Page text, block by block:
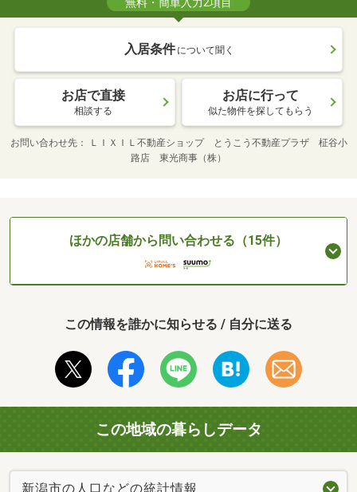
入居条件 について聞く
お店で直接
相談する
お店に行って
似た物件を探してもらう
お問い合わせ先
ＬＩＸＩＬ不動産ショップ とうこう不動産プラザ 柾谷小
路店 東光商事（株）
ほかの店舗から問い合わせる（15件）
この情報を誰かに知らせる / 自分に送る
この地域の暮らしデータ
新潟市の人口などの統計情報